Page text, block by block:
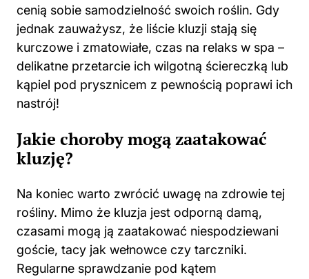
cenią sobie samodzielność swoich roślin. Gdy
jednak zauważysz, że liście kluzji stają się
kurczowe i zmatowiałe, czas na relaks w spa –
delikatne przetarcie ich wilgotną ściereczką lub
kąpiel pod prysznicem z pewnością poprawi ich
nastrój!
Jakie choroby mogą zaatakować
kluzję?
Na koniec warto zwrócić uwagę na zdrowie tej
rośliny. Mimo że kluzja jest odporną damą,
czasami mogą ją zaatakować niespodziewani
goście, tacy jak wełnowce czy tarczniki.
Regularne sprawdzanie pod kątem